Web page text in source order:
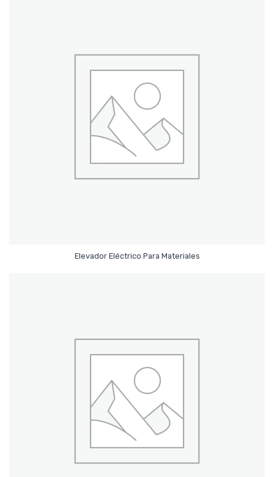
Elevador Eléctrico Para Materiales